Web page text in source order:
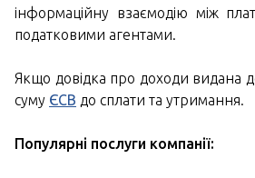
інформаційну взаємодію між
податковими агентами.
Якщо довідка про доходи видана
суму ЄСВ до сплати та утримання.
Популярні послуги компанії: